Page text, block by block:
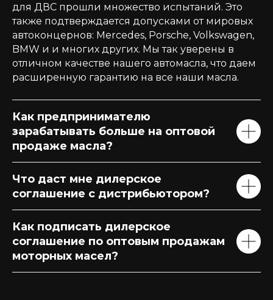
для ДВС прошли множество испытаний. Это
также подтверждается допусками от мировых
автоконцернов: Mercedes, Porsche, Volkswagen,
BMW и и многих других. Мы так уверены в
отличном качестве нашего автомасла, что даем
расширенную гарантию на все наши масла.
Как предпринимателю
зарабатывать больше на оптовой
продаже масла?
Что даст мне дилерское
соглашение с дистрибьютором?
Как подписать дилерское
соглашение по оптовым продажам
моторных масел?